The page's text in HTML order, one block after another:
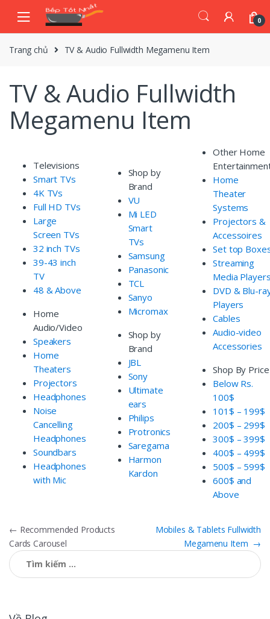
navigation
content
0
Trang chủ TV & Audio Fullwidth Megamenu Item
TV & Audio Fullwidth
Megamenu Item
Televisions
Smart TVs
4K TVs
Full HD TVs
Large
Screen TVs
32 inch TVs
39-43 inch
TV
48 & Above
Home
Audio/Video
Speakers
Home
Theaters
Projectors
Headphones
Noise
Cancelling
Headphones
Soundbars
Headphones
with Mic
Shop by
Brand
VU
Mi LED
Smart
TVs
Samsung
Panasonic
TCL
Sanyo
Micromax
Shop by
Brand
JBL
Sony
Ultimate
ears
Philips
Protronics
Saregama
Harmon
Kardon
Other Home
Home
Theater
Systems
Projectors &
Accessoires
Set top
Streaming
Media
DVD & Blu-
Players
Cables
Audio-video
Accessories
Shop By Price
Below Rs.
100$
101$ – 199$
200$ – 299$
300$ – 399$
400$ – 499$
500$ – 599$
600$ and
Above
Điều
hướng
bài
← Recommended Products
Cards Carousel
Mobiles & Tablets Fullwidth
Megamenu Item →
Tìm
kiếm
cho: